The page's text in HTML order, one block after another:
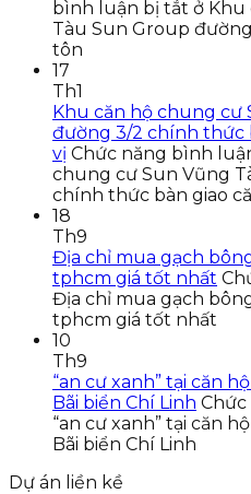
bình luận bị tắt ở Khu
Tàu Sun Group
tôn
17
Th1
Khu căn hộ chung cư
đường 3/2 chính thức
vị Chức năng bình
chung cư Sun Vũng
chính thức bàn giao
18
Th9
Địa chỉ mua gạch
tphcm giá tốt nhất
Địa chỉ mua gạch
tphcm giá tốt nhất
10
Th9
“an cư xanh” tại căn
Bãi biển Chí Linh
“an cư xanh” tại căn
Bãi biển Chí Linh
Dự án liền kề